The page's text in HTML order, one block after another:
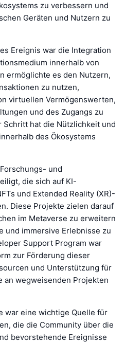
zu verbessern und
Geräten und Nutzern zu
Ereignis war die Integration
innerhalb von
ermöglichte es den Nutzern,
zu nutzen,
virtuellen Vermögenswerten,
und des Zugangs zu
hat die Nützlichkeit und
des Ökosystems
und
die sich auf KI-
und Extended Reality (XR)-
Diese Projekte zielen darauf
im Metaverse zu erweitern
und immersive Erlebnisse zu
Support Program war
zur Förderung dieser
und Unterstützung für
an wegweisenden Projekten
war eine wichtige Quelle für
die die Community über die
bevorstehende Ereignisse